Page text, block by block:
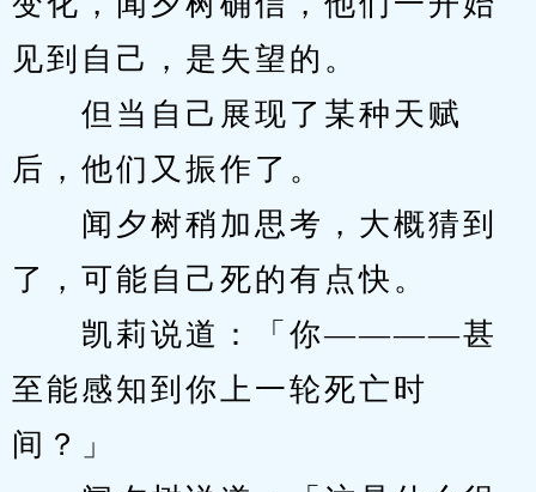
见到自己，是失望的。
但当自己展现了某种天赋
后，他们又振作了。
闻夕树稍加思考，大概猜到
了，可能自己死的有点快。
凯莉说道：「你————甚
至能感知到你上一轮死亡时
间？」